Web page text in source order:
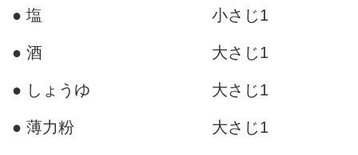
● 塩 小さじ1
● 酒 大さじ1
● しょうゆ 大さじ1
● 薄力粉 大さじ1